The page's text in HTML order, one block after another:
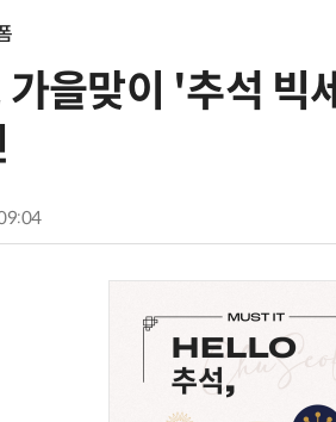
가을맞이 '추석